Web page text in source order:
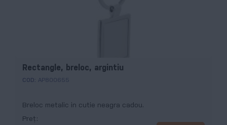
Rectangle, breloc, argintiu
COD: AP800655
Breloc metalic in cutie neagra cadou.
Preț